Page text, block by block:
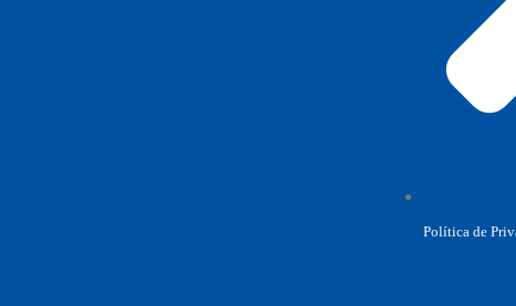
Política de